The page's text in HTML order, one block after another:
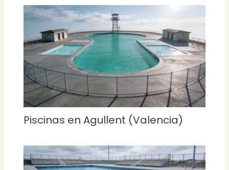
Piscinas en Agullent (Valencia)